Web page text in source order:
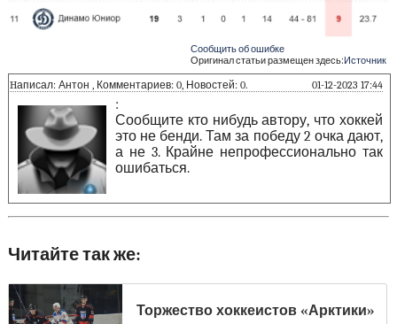
Сообщить об ошибке
Оригинал статьи размещен здесь:Источник
Hаписал: Антон , Комментариев: 0, Новостей: 0. 01-12-2023 17:44
:
Сообщите кто нибудь автору, что хоккей
это не бенди. Там за победу 2 очка дают,
а не 3. Крайне непрофессионально так
ошибаться.
Читайте так же:
Торжество хоккеистов «Арктики»